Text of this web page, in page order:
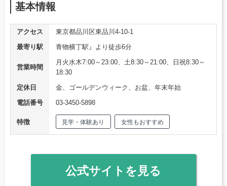
基本情報
アクセス
東京都品川区東品川4-10-1
最寄り駅
青物横丁駅』より徒歩6分
営業時間
月火水木7:00～23:00、土8:30～21:00、日祝8:30～
18:30
定休日
金、ゴールデンウィーク、お盆、年末年始
電話番号
03-3450-5898
特徴 見学・体験あり 女性もおすすめ
公式サイトを見る